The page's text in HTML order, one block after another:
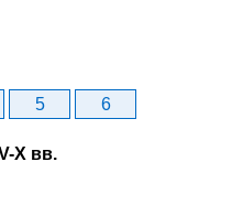
5 6
X вв.